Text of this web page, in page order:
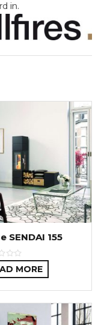
in.
SENDAI 155
MORE